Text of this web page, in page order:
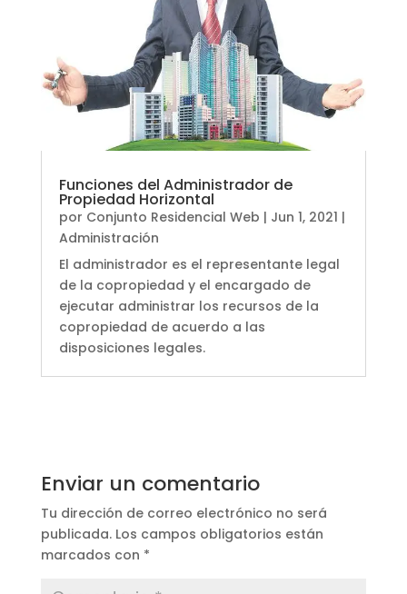
Funciones del Administrador de
Propiedad Horizontal
por Conjunto Residencial Web | Jun 1, 2021 |
Administración
El administrador es el representante legal
de la copropiedad y el encargado de
ejecutar administrar los recursos de la
copropiedad de acuerdo a las
disposiciones legales.
Enviar un comentario
Tu dirección de correo electrónico no será
publicada. Los campos obligatorios están
marcados con *